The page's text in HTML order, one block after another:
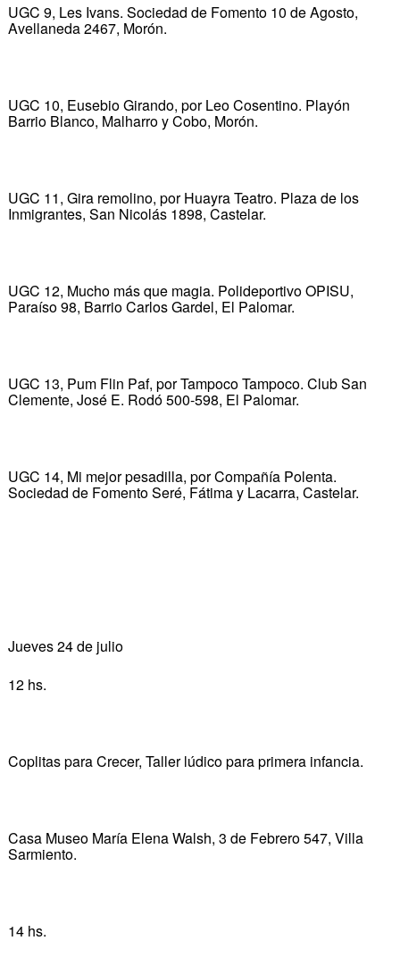
UGC 9, Les Ivans. Sociedad de Fomento 10 de Agosto,
Avellaneda 2467, Morón.
UGC 10, Eusebio Girando, por Leo Cosentino. Playón
Barrio Blanco, Malharro y Cobo, Morón.
UGC 11, Gira remolino, por Huayra Teatro. Plaza de los
Inmigrantes, San Nicolás 1898, Castelar.
UGC 12, Mucho más que magia. Polideportivo OPISU,
Paraíso 98, Barrio Carlos Gardel, El Palomar.
UGC 13, Pum Flin Paf, por Tampoco Tampoco. Club San
Clemente, José E. Rodó 500-598, El Palomar.
UGC 14, Mi mejor pesadilla, por Compañía Polenta.
Sociedad de Fomento Seré, Fátima y Lacarra, Castelar.
Jueves 24 de julio
12 hs.
Coplitas para Crecer, Taller lúdico para primera infancia.
Casa Museo María Elena Walsh, 3 de Febrero 547, Villa
Sarmiento.
14 hs.